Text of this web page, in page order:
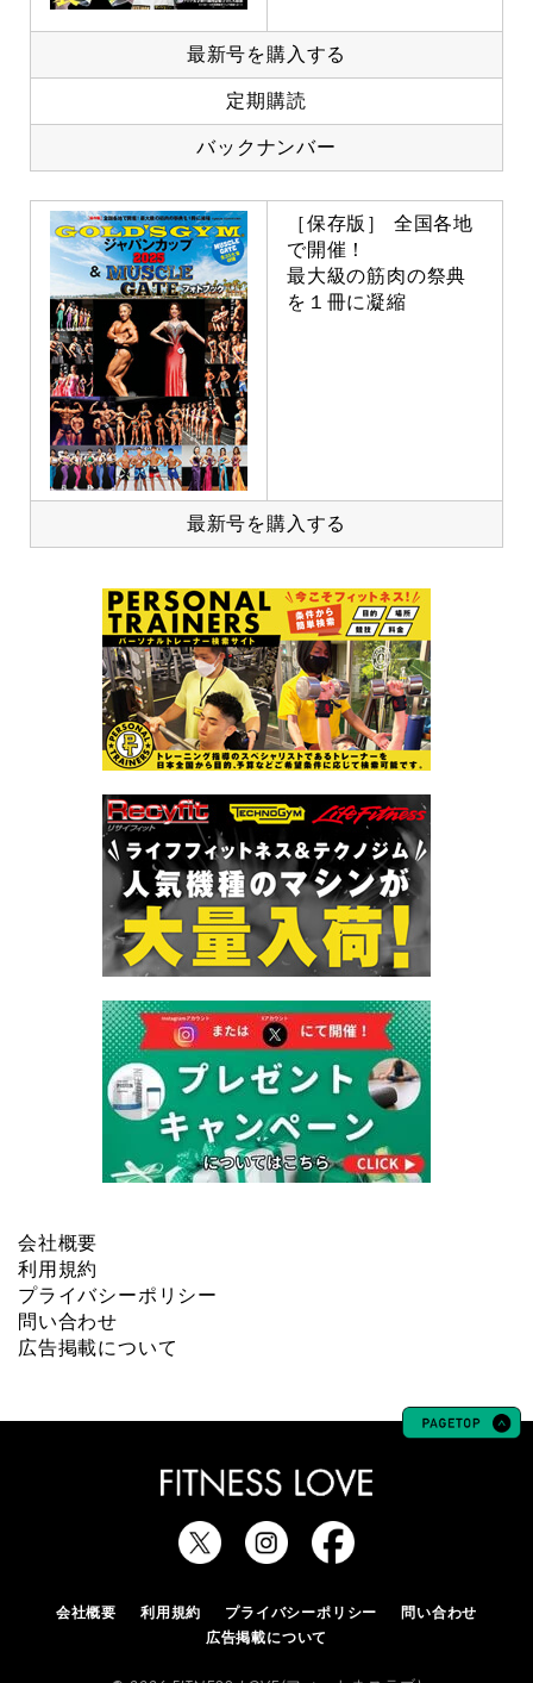
最新号を購入する
定期購読
バックナンバー
［保存版］ 全国各地
で開催！
最大級の筋肉の祭典
を１冊に凝縮
最新号を購入する
会社概要
利用規約
プライバシーポリシー
問い合わせ
広告掲載について
会社概要 利用規約 プライバシーポリシー
問い合わせ
広告掲載について